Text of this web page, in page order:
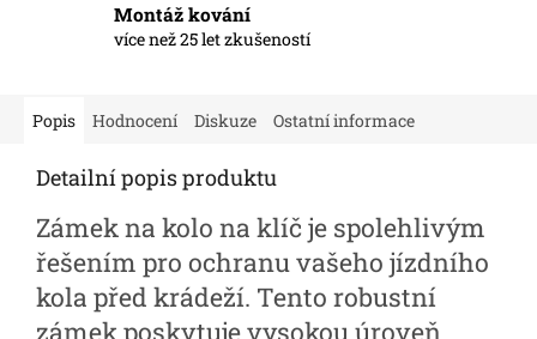
Montáž kování
více než 25 let zkušeností
Popis Hodnocení Diskuze Ostatní informace
Detailní popis produktu
Zámek na kolo na klíč je spolehlivým
řešením pro ochranu vašeho jízdního
kola před krádeží. Tento robustní
zámek poskytuje vysokou úroveň